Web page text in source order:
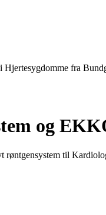
fra
og
røntgensystem til